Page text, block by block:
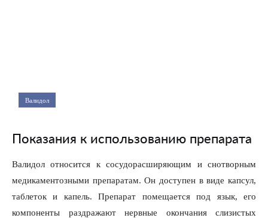
Валидол
Показания к использованию препарата
Валидол относится к сосудорасширяющим и снотворным
медикаментозными препаратам. Он доступен в виде капсул,
таблеток и капель. Препарат помещается под язык, его
компоненты раздражают нервные окончания слизистых